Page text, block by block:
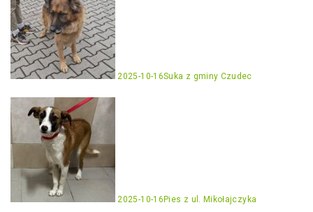
2025-10-16Suka z gminy Czudec
2025-10-16 Pies z ul. Mikołajczyka